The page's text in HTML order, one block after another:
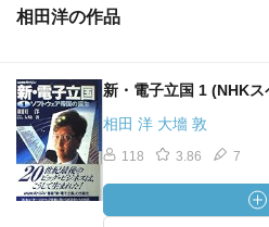
相田洋の作品
新・電子立国 1 (NHKス
相田 洋 大墻 敦
118 3.86 7